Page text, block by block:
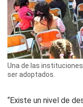
Una de las
ser adoptados.
“Existe un nivel de